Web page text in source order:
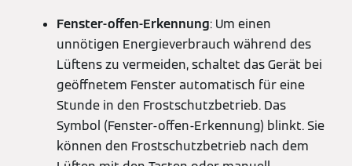
Fenster-offen-Erkennung: Um einen
unnötigen Energieverbrauch während des
Lüftens zu vermeiden, schaltet das Gerät bei
geöffnetem Fenster automatisch für eine
Stunde in den Frostschutzbetrieb. Das
Symbol (Fenster-offen-Erkennung) blinkt. Sie
können den Frostschutzbetrieb nach dem